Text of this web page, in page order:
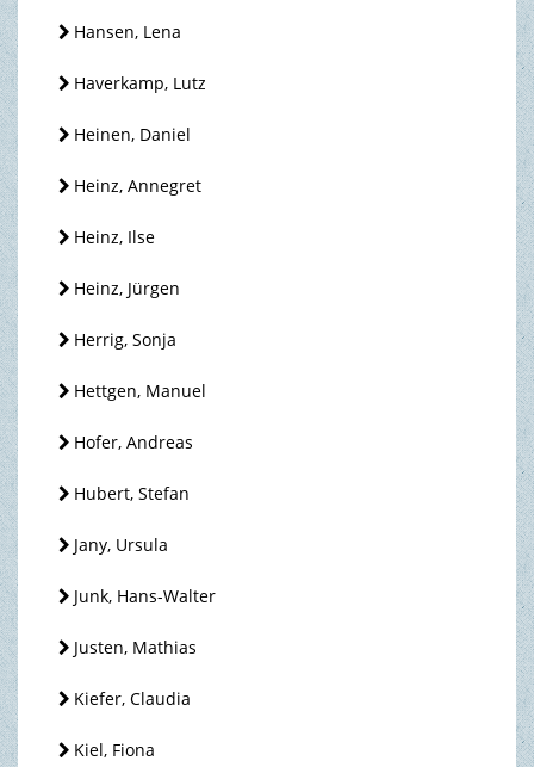
Hansen, Lena
Haverkamp, Lutz
Heinen, Daniel
Heinz, Annegret
Heinz, Ilse
Heinz, Jürgen
Herrig, Sonja
Hettgen, Manuel
Hofer, Andreas
Hubert, Stefan
Jany, Ursula
Junk, Hans-Walter
Justen, Mathias
Kiefer, Claudia
Kiel, Fiona